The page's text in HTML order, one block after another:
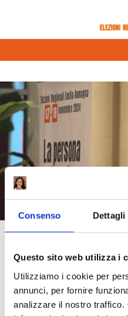
Consenso Dettagli
Questo sito web utilizza i
Utilizziamo i cookie per
annunci, per fornire
analizzare il nostro traffico.
News e
rassegna
INTERVENTO A
16 NOVEMBRE